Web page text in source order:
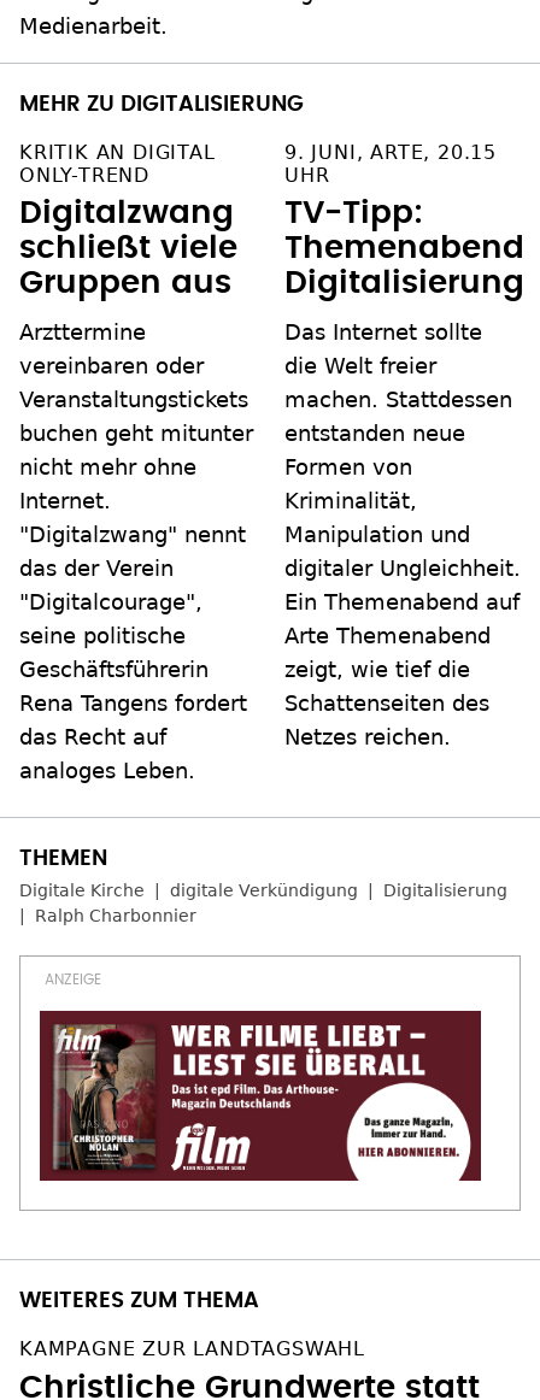
Medienarbeit.
MEHR ZU DIGITALISIERUNG
KRITIK AN DIGITAL
ONLY-TREND
Digitalzwang
schließt viele
Gruppen aus
Arzttermine
vereinbaren oder
Veranstaltungstickets
buchen geht mitunter
nicht mehr ohne
Internet.
"Digitalzwang" nennt
das der Verein
"Digitalcourage",
seine politische
Geschäftsführerin
Rena Tangens fordert
das Recht auf
analoges Leben.
9. JUNI, ARTE, 20.15
UHR
TV-Tipp:
Themenabend
Digitalisierung
Das Internet sollte
die Welt freier
machen. Stattdessen
entstanden neue
Formen von
Kriminalität,
Manipulation und
digitaler Ungleichheit.
Ein Themenabend auf
Arte Themenabend
zeigt, wie tief die
Schattenseiten des
Netzes reichen.
Digitale Kirche digitale Verkündigung
Digitalisierung
Ralph Charbonnier
Christliche Grundwerte statt